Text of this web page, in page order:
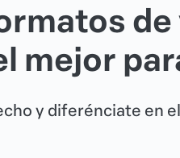
mejor
y diferénciate en